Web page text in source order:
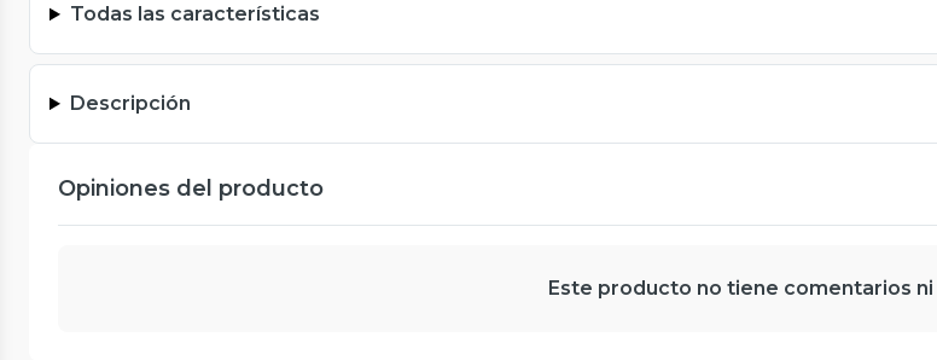
Todas las características
Descripción
Opiniones del producto
Este producto no tiene comentarios